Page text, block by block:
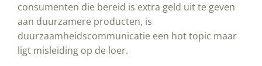
consumenten die bereid is extra geld uit te geven
aan duurzamere producten, is
duurzaamheidscommunicatie een hot topic maar
ligt misleiding op de loer.